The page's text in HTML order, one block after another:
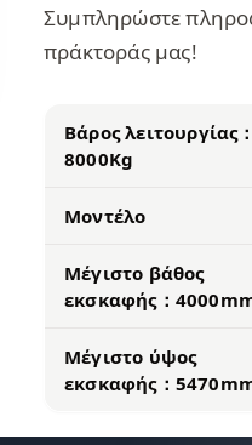
Συμπληρώστε
πράκτοράς μας!
Βάρος λειτουργίας
8000Kg
Μοντέλο
Μέγιστο βάθος
εκσκαφής：
Μέγιστο ύψος
εκσκαφής：